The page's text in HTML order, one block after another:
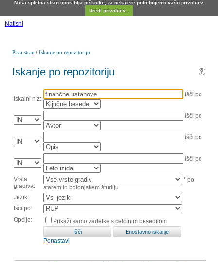
Naša spletna stran uporablja piškotke, za nekatere potrebujemo vašo privolitev.
Uredi privolitev...
Natisni
Prva stran /Iskanje po repozitoriju
Iskanje po repozitoriju
Iskalni niz:
išči po
išči po
išči po
išči po
Vrsta
gradiva:
* po
starem in bolonjskem študiju
Jezik:
Išči po:
Opcije:
Prikaži samo zadetke s celotnim besedilom
Ponastavi